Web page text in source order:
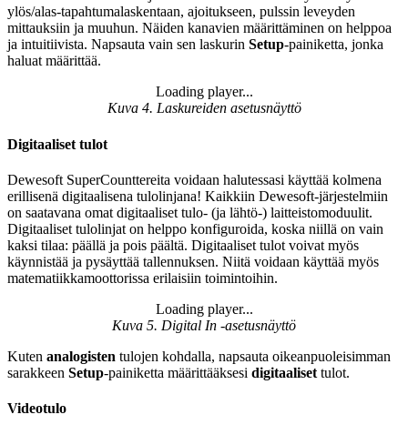
ylös/alas-tapahtumalaskentaan, ajoitukseen, pulssin leveyden
mittauksiin ja muuhun. Näiden kanavien määrittäminen on helppoa
ja intuitiivista. Napsauta vain sen laskurin Setup-painiketta, jonka
haluat määrittää.
Loading player...
Loading video...Kuva 4. Laskureiden asetusnäyttö
Digitaaliset tulot
Dewesoft SuperCounttereita voidaan halutessasi käyttää kolmena
erillisenä digitaalisena tulolinjana! Kaikkiin Dewesoft-järjestelmiin
on saatavana omat digitaaliset tulo- (ja lähtö-) laitteistomoduulit.
Digitaaliset tulolinjat on helppo konfiguroida, koska niillä on vain
kaksi tilaa: päällä ja pois päältä. Digitaaliset tulot voivat myös
käynnistää ja pysäyttää tallennuksen. Niitä voidaan käyttää myös
matematiikkamoottorissa erilaisiin toimintoihin.
Loading player...
Loading video...Kuva 5. Digital In -asetusnäyttö
Kuten analogisten tulojen kohdalla, napsauta oikeanpuoleisimman
sarakkeen Setup-painiketta määrittääksesi digitaaliset tulot.
Videotulo